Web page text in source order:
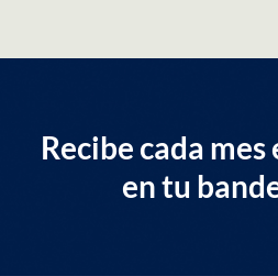
Recibe cada
en tu